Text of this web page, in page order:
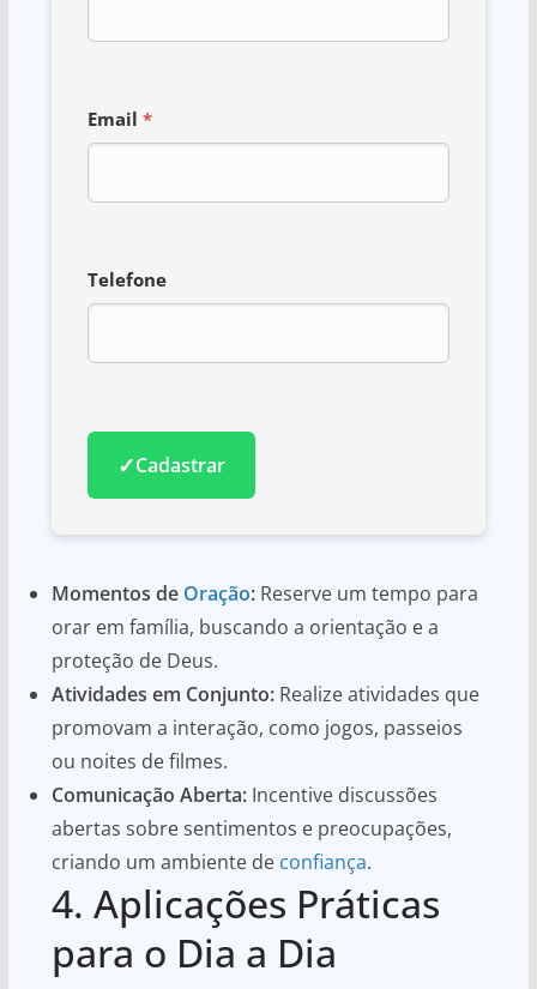
Email *
Telefone
✓Cadastrar
Momentos de Oração:Reserve um tempo para
orar em família, buscando a orientação e a
proteção de Deus.
Atividades em Conjunto:Realize atividades que
promovam a interação, como jogos, passeios
ou noites de filmes.
Comunicação Aberta:Incentive discussões
abertas sobre sentimentos e preocupações,
criando um ambiente de confiança.
4. Aplicações Práticas
para o Dia a Dia